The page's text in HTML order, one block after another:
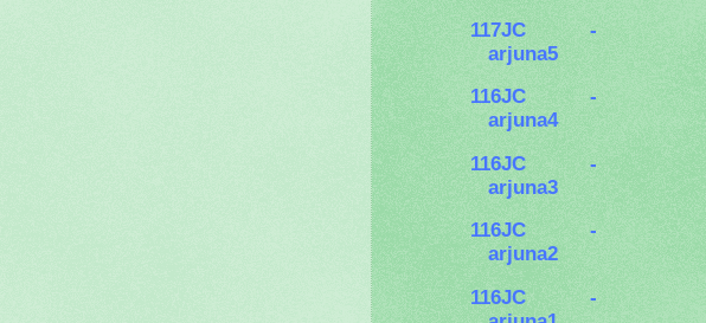
117JC -
arjuna5
116JC -
arjuna4
116JC -
arjuna3
116JC -
arjuna2
116JC -